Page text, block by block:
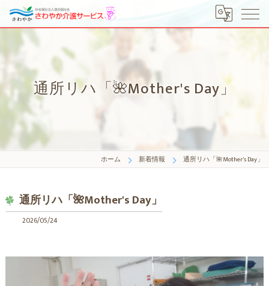
通所リハ「🌺Mother's Day」
ホーム 新着情報 通所リハ「🌺Mother's Day」
通所リハ「🌺Mother's Day」
2026/05/24